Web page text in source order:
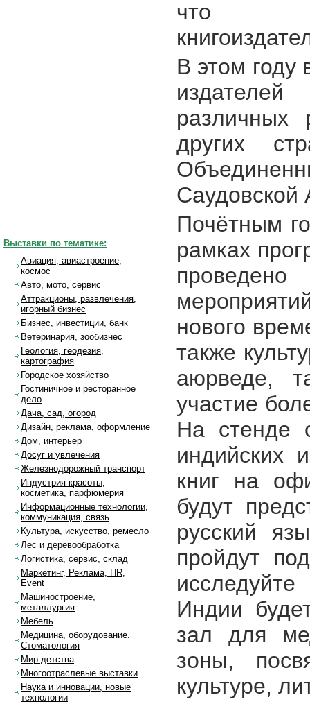
что
В этом
издателей
различных
других
Саудовской
Почётным
рамках
нового
также
аюрведе,
участие
На стенде
индийских
книг на
будут
русский
пройдут
Индии
зал для
зоны,
культуре,
Выставки по тематике:
Авиация, авиастроение,
космос
Авто, мото, сервис
Аттракционы, развлечения,
игорный бизнес
Бизнес, инвестиции, банк
Ветеринария, зообизнес
Геология, геодезия,
картография
Городское хозяйство
Гостиничное и ресторанное
дело
Дача, сад, огород
Дизайн, реклама, оформление
Дом, интерьер
Досуг и увлечения
Железнодорожный транспорт
Индустрия красоты,
косметика, парфюмерия
Информационные технологии,
коммуникация, связь
Культура, искусство, ремесло
Лес и деревообработка
Логистика, сервис, склад
Маркетинг, Реклама, HR,
Event
Машиностроение,
металлургия
Мебель
Медицина, оборудование.
Стоматология
Мир детства
Многоотраслевые выставки
Наука и инновации, новые
технологии